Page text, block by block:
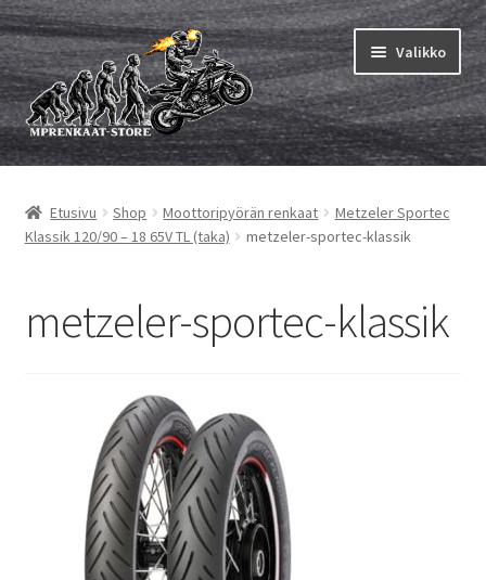
Siirry
navigointiin
Siirry
sisältöön
Valikko
MP renkaat
tason
Sisärenkaat ja nauhat
valikko
tason
Vinkit&ohjeet
Etusivu Shop Moottoripyörän renkaat
Metzeler Sportec
Klassik 120/90 – 18 65V TL (taka)
metzeler-sportec-klassik
metzeler-sportec-klassik